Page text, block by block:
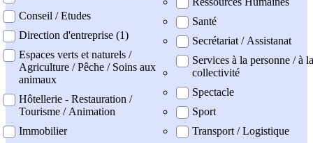
Conseil / Etudes
Direction d'entreprise (1)
Espaces verts et naturels /
Agriculture / Pêche / Soins aux
animaux
Hôtellerie - Restauration /
Tourisme / Animation
Immobilier
Santé
Secrétariat / Assistanat
Services à la personne / à la
collectivité
Spectacle
Sport
Transport / Logistique